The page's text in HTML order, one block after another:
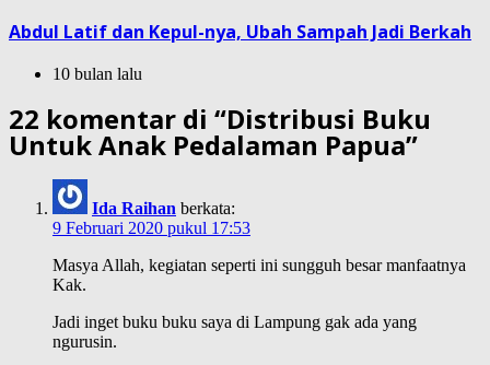
Abdul Latif dan Kepul-nya, Ubah Sampah Jadi Berkah
10 bulan lalu
22 komentar di “Distribusi Buku
Untuk Anak Pedalaman Papua”
Ida Raihan berkata:
9 Februari 2020 pukul 17:53
Masya Allah, kegiatan seperti ini sungguh besar manfaatnya
Kak.
Jadi inget buku buku saya di Lampung gak ada yang
ngurusin.